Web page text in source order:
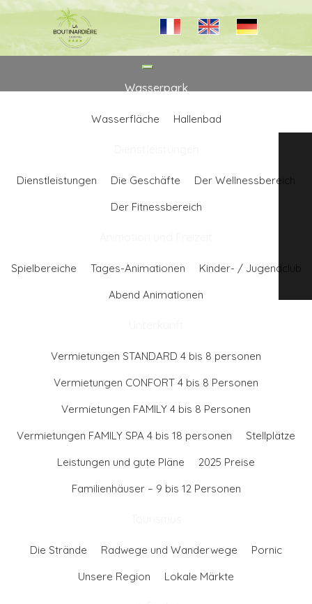
Toggle
navigation
Wasserpark
Wasserfläche Hallenbad
Dienstleistungen Die Geschäfte
Der Wellnessbereich
Der Fitnessbereich
Spielbereiche Tages-Animationen
Kinder- / Jugendclub
Abend Animationen
Vermietungen STANDARD 4 bis 8 personen
Vermietungen CONFORT 4 bis 8 Personen
Vermietungen FAMILY 4 bis 8 Personen
Vermietungen FAMILY SPA 4 bis 18 personen
Stellplätze
Leistungen und gute Pläne
2025 Preise
Familienhäuser – 9 bis 12 Personen
Die Strände Radwege und Wanderwege
Pornic
Unsere Region
Lokale Märkte